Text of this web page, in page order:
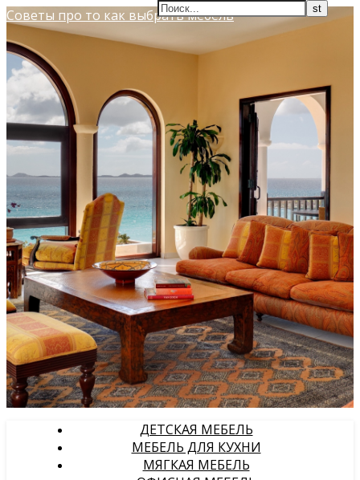
Советы про то как выбрать мебель
ДЕТСКАЯ МЕБЕЛЬ
МЕБЕЛЬ ДЛЯ КУХНИ
МЯГКАЯ МЕБЕЛЬ